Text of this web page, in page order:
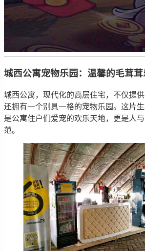
城西公寓宠物乐园：温馨的毛茸茸
城西公寓，现代化的高层住宅，不仅提供
还拥有一个别具一格的宠物乐园。这片
是公寓住户们爱宠的欢乐天地，更是人
范。